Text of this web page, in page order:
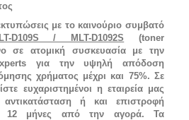
με το καινούριο συμβατό
D109S / MLT-D1092S (toner
σε ατομική συσκευασία με την
για την υψηλή απόδοση
χρήματος μέχρι και 75%. Σε
ευχαριστημένοι η εταιρεία μας
ή και επιστροφή
12 μήνες από την αγορά. Τα